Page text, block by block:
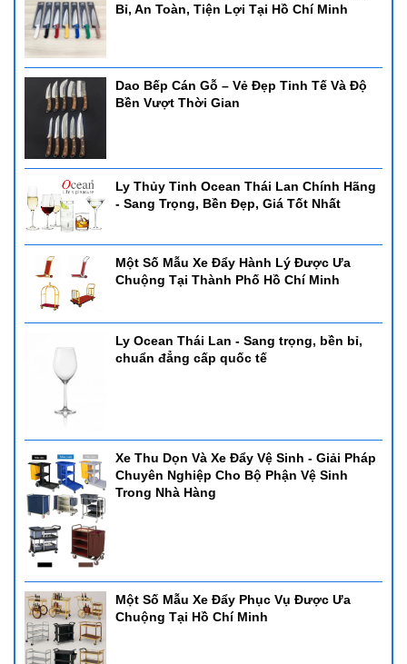
Bỉ, An Toàn, Tiện Lợi Tại Hồ Chí Minh
Dao Bếp Cán Gỗ – Vẻ Đẹp Tinh Tế Và Độ
Bền Vượt Thời Gian
Ly Thủy Tinh Ocean Thái Lan Chính Hãng
- Sang Trọng, Bền Đẹp, Giá Tốt Nhất
Một Số Mẫu Xe Đẩy Hành Lý Được Ưa
Chuộng Tại Thành Phố Hồ Chí Minh
Ly Ocean Thái Lan - Sang trọng, bền bỉ,
chuẩn đẳng cấp quốc tế
Xe Thu Dọn Và Xe Đẩy Vệ Sinh - Giải Pháp
Chuyên Nghiệp Cho Bộ Phận Vệ Sinh
Trong Nhà Hàng
Một Số Mẫu Xe Đẩy Phục Vụ Được Ưa
Chuộng Tại Hồ Chí Minh